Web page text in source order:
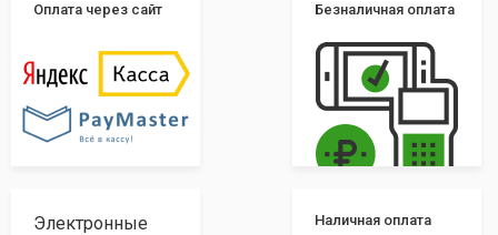
Оплата через сайт Безналичная оплата
Электронные
Наличная оплата